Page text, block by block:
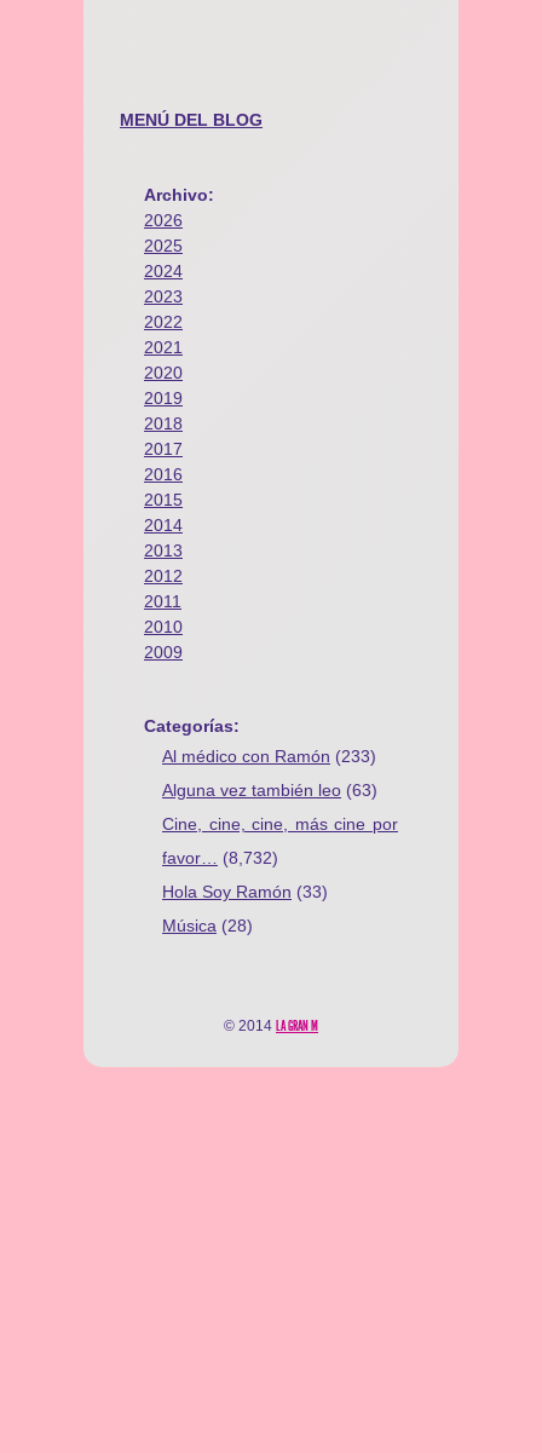
MENÚ DEL BLOG
Archivo:
2026
2025
2024
2023
2022
2021
2020
2019
2018
2017
2016
2015
2014
2013
2012
2011
2010
2009
Categorías:
Al médico con Ramón (233)
Alguna vez también leo (63)
Cine, cine, cine, más cine por
favor…
(8,732)
Hola Soy Ramón (33)
Música (28)
© 2014 LA GRAN M